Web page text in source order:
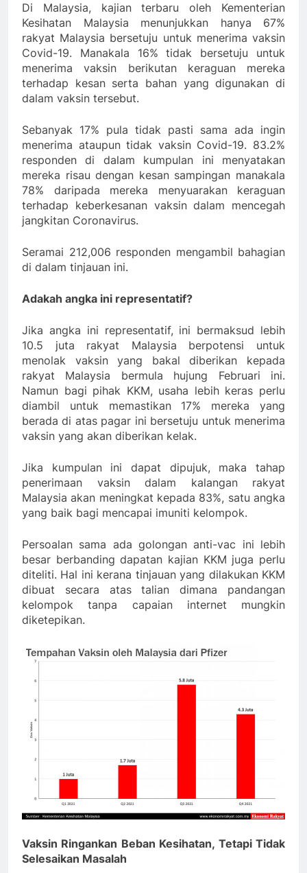
Di Malaysia, kajian terbaru oleh Kementerian
Kesihatan Malaysia menunjukkan hanya 67%
rakyat Malaysia bersetuju untuk menerima vaksin
Covid-19. Manakala 16% tidak bersetuju untuk
menerima vaksin berikutan keraguan mereka
terhadap kesan serta bahan yang digunakan di
dalam vaksin tersebut.
Sebanyak 17% pula tidak pasti sama ada ingin
menerima ataupun tidak vaksin Covid-19. 83.2%
responden di dalam kumpulan ini menyatakan
mereka risau dengan kesan sampingan manakala
78% daripada mereka menyuarakan keraguan
terhadap keberkesanan vaksin dalam mencegah
jangkitan Coronavirus.
Seramai 212,006 responden mengambil bahagian
di dalam tinjauan ini.
Adakah angka ini representatif?
Jika angka ini representatif, ini bermaksud lebih
10.5 juta rakyat Malaysia berpotensi untuk
menolak vaksin yang bakal diberikan kepada
rakyat Malaysia bermula hujung Februari ini.
Namun bagi pihak KKM, usaha lebih keras perlu
diambil untuk memastikan 17% mereka yang
berada di atas pagar ini bersetuju untuk menerima
vaksin yang akan diberikan kelak.
Jika kumpulan ini dapat dipujuk, maka tahap
penerimaan vaksin dalam kalangan rakyat
Malaysia akan meningkat kepada 83%, satu angka
yang baik bagi mencapai imuniti kelompok.
Persoalan sama ada golongan anti-vac ini lebih
besar berbanding dapatan kajian KKM juga perlu
diteliti. Hal ini kerana tinjauan yang dilakukan KKM
dibuat secara atas talian dimana pandangan
kelompok tanpa capaian internet mungkin
diketepikan.
Vaksin Ringankan Beban Kesihatan, Tetapi Tidak
Selesaikan Masalah